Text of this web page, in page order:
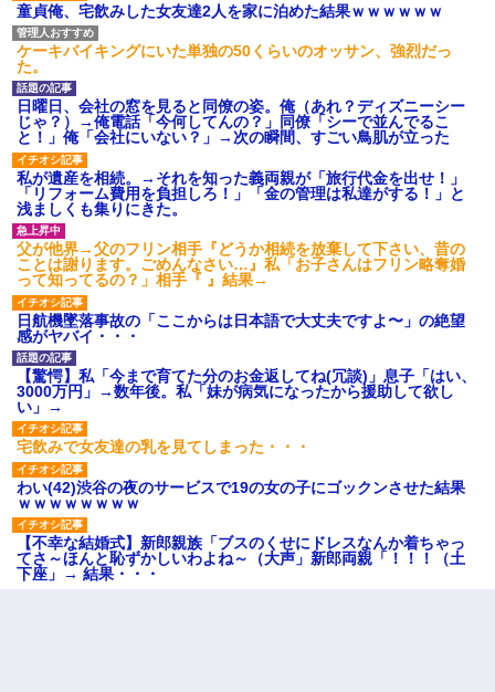
童貞俺、宅飲みした女友達2人を家に泊めた結果ｗｗｗｗｗｗ
ケーキバイキングにいた単独の50くらいのオッサン、強烈だっ
た。
日曜日、会社の窓を見ると同僚の姿。俺（あれ？ディズニーシー
じゃ？）→俺電話「今何してんの？」同僚「シーで並んでるこ
と！」俺「会社にいない？」→次の瞬間、すごい鳥肌が立った
私が遺産を相続。→それを知った義両親が「旅行代金を出せ！」
「リフォーム費用を負担しろ！」「金の管理は私達がする！」と
浅ましくも集りにきた。
父が他界→父のフリン相手『どうか相続を放棄して下さい、昔の
ことは謝ります。ごめんなさい…』私「お子さんはフリン略奪婚
って知ってるの？」相手『 』結果→
日航機墜落事故の「ここからは日本語で大丈夫ですよ〜」の絶望
感がヤバイ・・・
【驚愕】私「今まで育てた分のお金返してね(冗談)」息子「はい、
3000万円」→数年後。私「妹が病気になったから援助して欲し
い」→
宅飲みで女友達の乳を見てしまった・・・
わい(42)渋谷の夜のサービスで19の女の子にゴックンさせた結果
ｗｗｗｗｗｗｗｗ
【不幸な結婚式】新郎親族「ブスのくせにドレスなんか着ちゃっ
てさ～ほんと恥ずかしいわよね～（大声」新郎両親「！！！（土
下座」→ 結果・・・